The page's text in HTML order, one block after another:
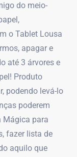
do meio-
o Tablet Lousa
apagar e
até 3 árvores e
Produto
podendo levá-lo
poderem
Mágica para
fazer lista de
aquilo que